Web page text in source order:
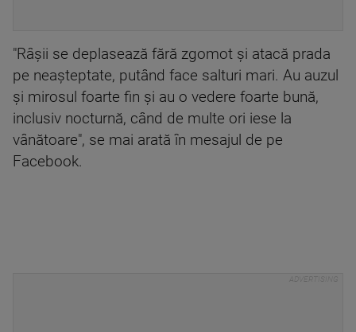
"Râșii se deplasează fără zgomot și atacă prada
pe neașteptate, putând face salturi mari. Au auzul
și mirosul foarte fin și au o vedere foarte bună,
inclusiv nocturnă, când de multe ori iese la
vânătoare", se mai arată în mesajul de pe
Facebook.